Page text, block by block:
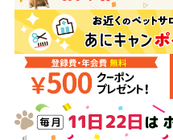
ドッグフード
美容・ケア用品
あにまるキャンパスにつ
アフターサービス
商品リクエスト